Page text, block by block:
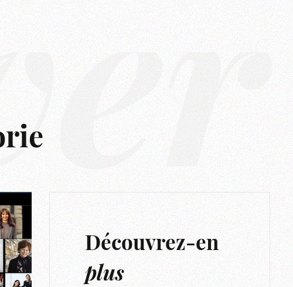
Découvrez-en
plus